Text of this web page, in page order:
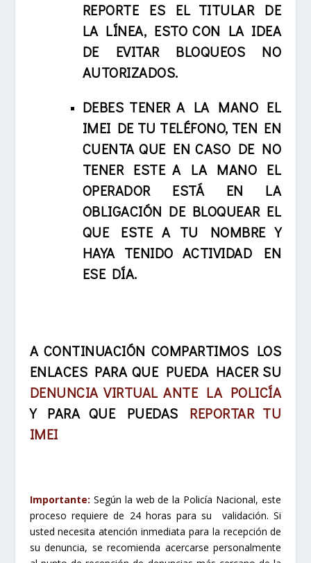
REPORTE ES EL TITULAR DE
LA LÍNEA, ESTO CON LA IDEA
DE EVITAR BLOQUEOS NO
AUTORIZADOS.
DEBES TENER A LA MANO EL
IMEI DE TU TELÉFONO, TEN EN
CUENTA QUE EN CASO DE NO
TENER ESTE A LA MANO EL
OPERADOR ESTÁ EN LA
OBLIGACIÓN DE BLOQUEAR EL
QUE ESTE A TU NOMBRE Y
HAYA TENIDO ACTIVIDAD EN
ESE DÍA.
A CONTINUACIÓN COMPARTIMOS LOS
ENLACES PARA QUE PUEDA HACER SU
DENUNCIA VIRTUAL ANTE LA POLICÍA
Y PARA QUE PUEDAS REPORTAR TU
IMEI
Importante: Según la web de la Policía Nacional, este
proceso requiere de 24 horas para su validación. Si
usted necesita atención inmediata para la recepción de
su denuncia, se recomienda acercarse personalmente